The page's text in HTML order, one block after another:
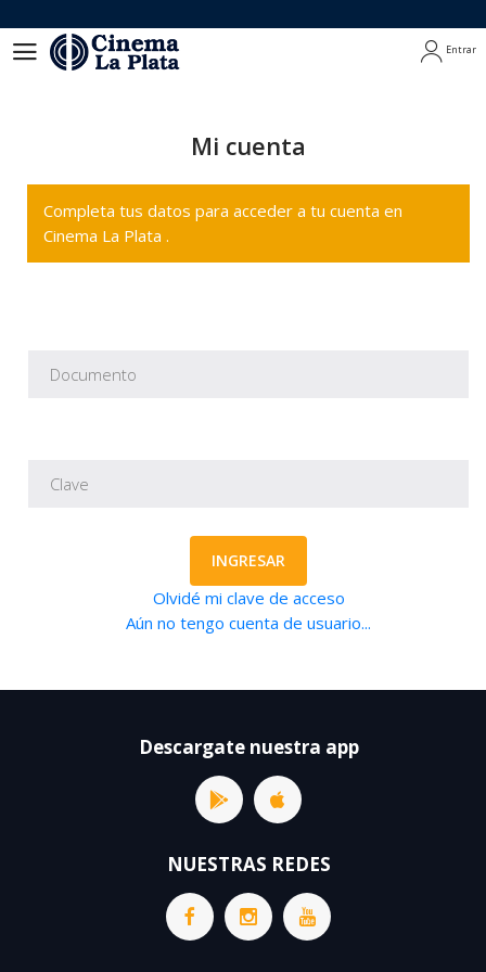
Entrar
Mi cuenta
Completa tus datos para acceder a tu cuenta en
Cinema La Plata .
INGRESAR
Olvidé mi clave de acceso
Aún no tengo cuenta de usuario...
Descargate nuestra app
NUESTRAS REDES